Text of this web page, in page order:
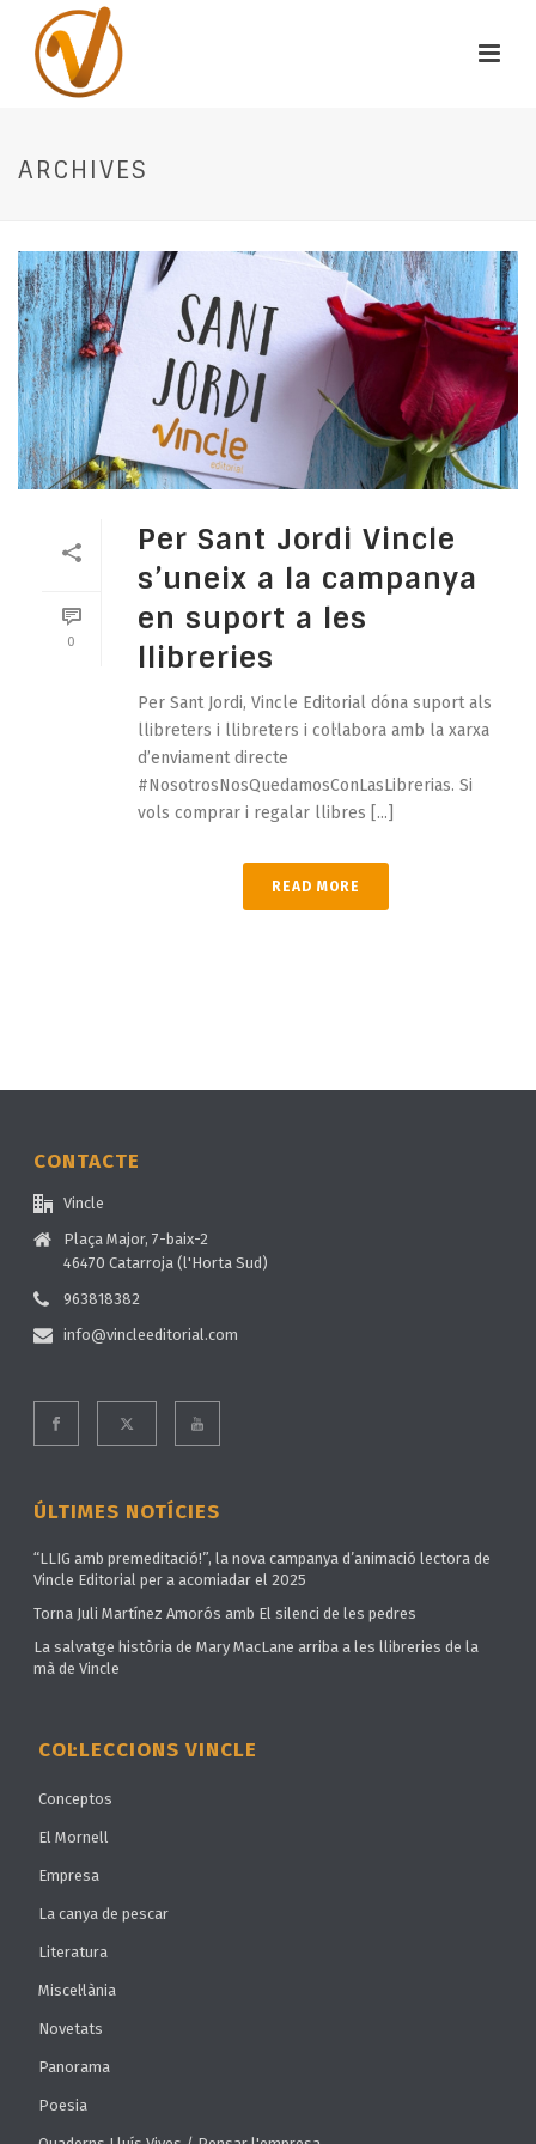
ARCHIVES
0
Per Sant Jordi Vincle
s’uneix a la campanya
en suport a les
llibreries
Per Sant Jordi, Vincle Editorial dóna suport als
llibreters i llibreters i col·labora amb la xarxa
d’enviament directe
#NosotrosNosQuedamosConLasLibrerias. Si
vols comprar i regalar llibres [...]
READ MORE
CONTACTE
Vincle
Plaça Major, 7-baix-2
46470 Catarroja (l'Horta Sud)
963818382
info@vincleeditorial.com
ÚLTIMES NOTÍCIES
“LLIG amb premeditació!”, la nova campanya d’animació lectora de
Vincle Editorial per a acomiadar el 2025
Torna Juli Martínez Amorós amb El silenci de les pedres
La salvatge història de Mary MacLane arriba a les llibreries de la
mà de Vincle
COL·LECCIONS VINCLE
Conceptos
El Mornell
Empresa
La canya de pescar
Literatura
Miscel·lània
Novetats
Panorama
Poesia